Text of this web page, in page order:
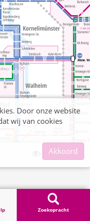
Zoekopracht
Door onze website
wij van cookies
Akkoord